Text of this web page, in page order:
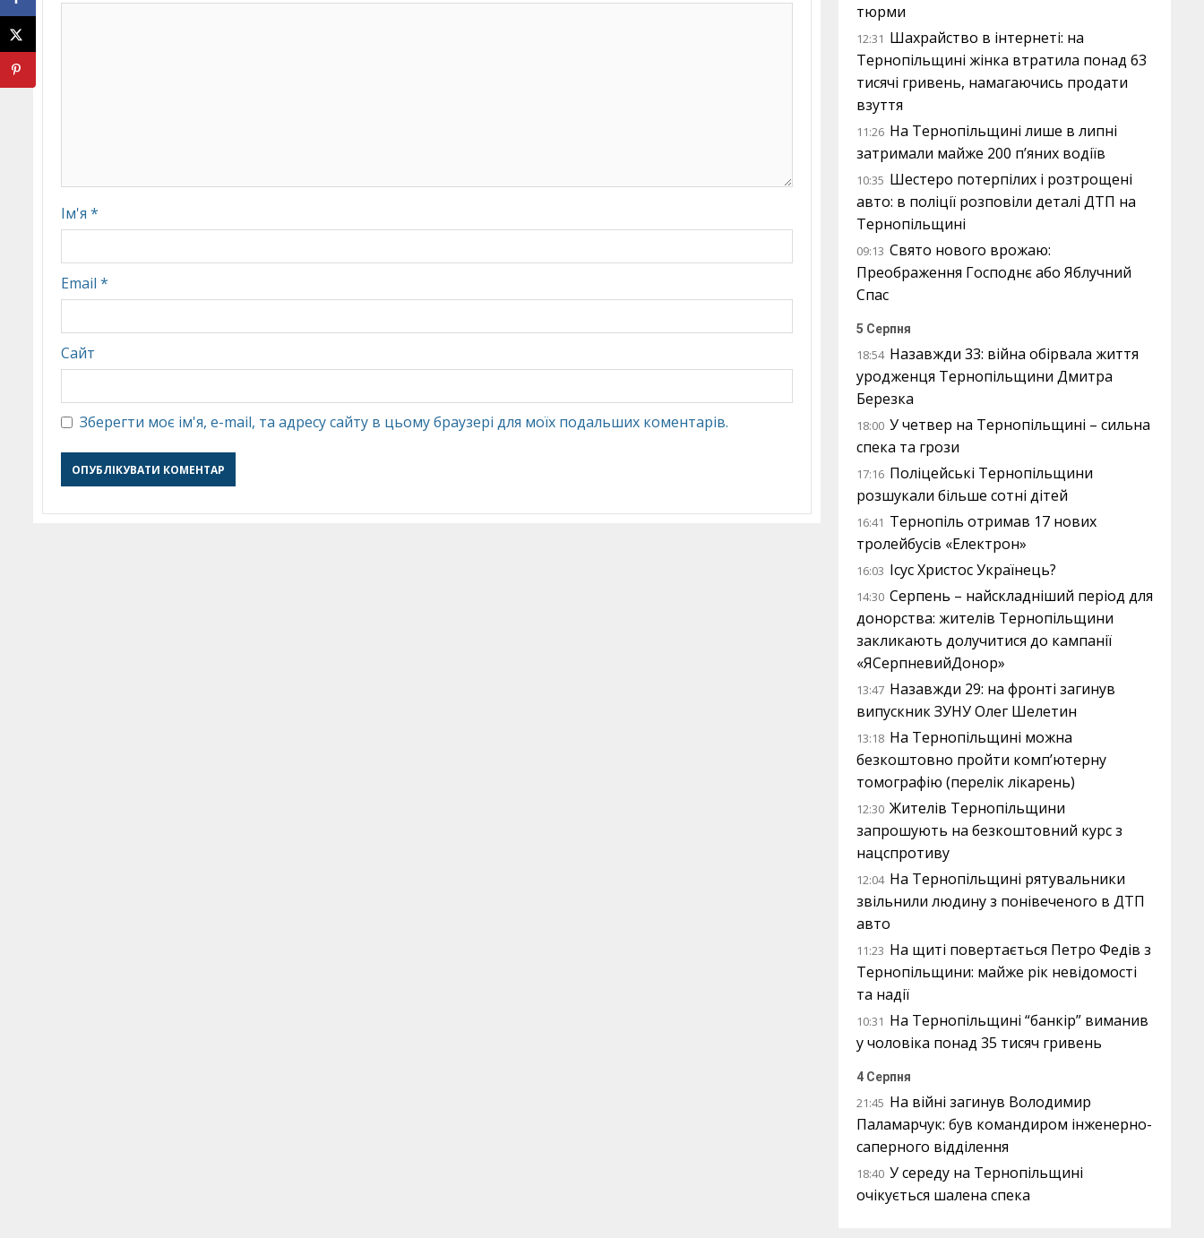
Ім'я *
Email *
Сайт
Зберегти моє ім'я, e-mail, та адресу сайту в цьому браузері для моїх подальших коментарів.
тюрми
12:31 Шахрайство в інтернеті: на
Тернопільщині жінка втратила понад 63
тисячі гривень, намагаючись продати
взуття
11:26 На Тернопільщині лише в липні
затримали майже 200 п’яних водіїв
10:35 Шестеро потерпілих і розтрощені
авто: в поліції розповіли деталі ДТП на
Тернопільщині
09:13 Свято нового врожаю:
Преображення Господнє або Яблучний
Спас
5 Серпня
18:54 Назавжди 33: війна обірвала життя
уродженця Тернопільщини Дмитра
Березка
18:00 У четвер на Тернопільщині – сильна
спека та грози
17:16 Поліцейські Тернопільщини
розшукали більше сотні дітей
16:41 Тернопіль отримав 17 нових
тролейбусів «Електрон»
16:03 Ісус Христос Українець?
14:30 Серпень – найскладніший період для
донорства: жителів Тернопільщини
закликають долучитися до кампанії
«ЯСерпневийДонор»
13:47 Назавжди 29: на фронті загинув
випускник ЗУНУ Олег Шелетин
13:18 На Тернопільщині можна
безкоштовно пройти комп’ютерну
томографію (перелік лікарень)
12:30 Жителів Тернопільщини
запрошують на безкоштовний курс з
нацспротиву
12:04 На Тернопільщині рятувальники
звільнили людину з понівеченого в ДТП
авто
11:23 На щиті повертається Петро Федів з
Тернопільщини: майже рік невідомості
та надії
10:31 На Тернопільщині “банкір” виманив
у чоловіка понад 35 тисяч гривень
4 Серпня
21:45 На війні загинув Володимир
Паламарчук: був командиром інженерно-
саперного відділення
18:40 У середу на Тернопільщині
очікується шалена спека